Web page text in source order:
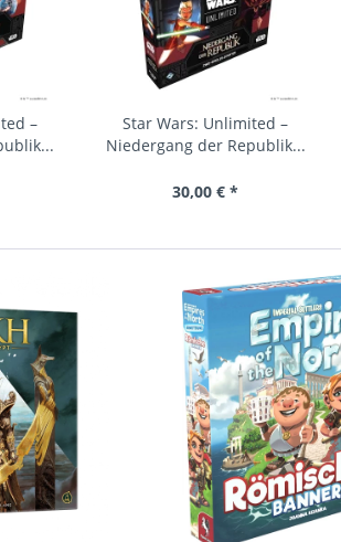
–
Star Wars: Unlimited –
Niedergang der Republik...
30,00 € *